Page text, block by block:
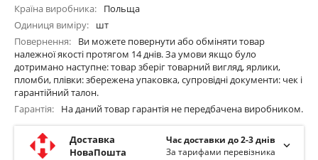
Країна виробника
Польща
Одиниця виміру
шт
Повернення
Ви можете повернути або обміняти товар
належної якості протягом 14 днів. За умови якщо було
дотримано наступне: товар зберіг товарний вигляд, ярлики,
пломби, плівки: збережена упаковка, супровідні документи: чек і
гарантійний талон.
Гарантія
На даний товар гарантія не передбачена виробником.
Доставка
НоваПошта
Час доставки до 2-3 днів
За тарифами перевізника